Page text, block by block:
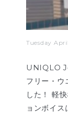
Tuesday
UNIQLO
フリー・ウ
した！ 軽
ョンボイ